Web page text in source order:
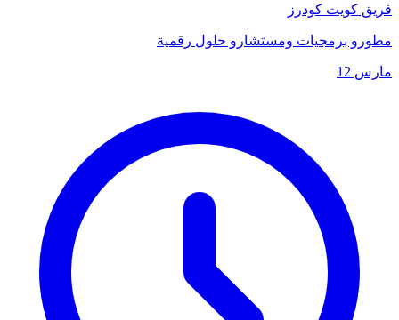
فريق كويت كودرز
مطورو برمجيات ومستشارو حلول رقمية
مارس 12